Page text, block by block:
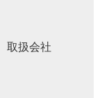
取扱会社